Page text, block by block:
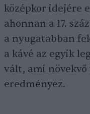
középkor idejére
ahonnan a 17.
a nyugatabban
a kávé az egyik
vált, ami növekvő
eredményez.